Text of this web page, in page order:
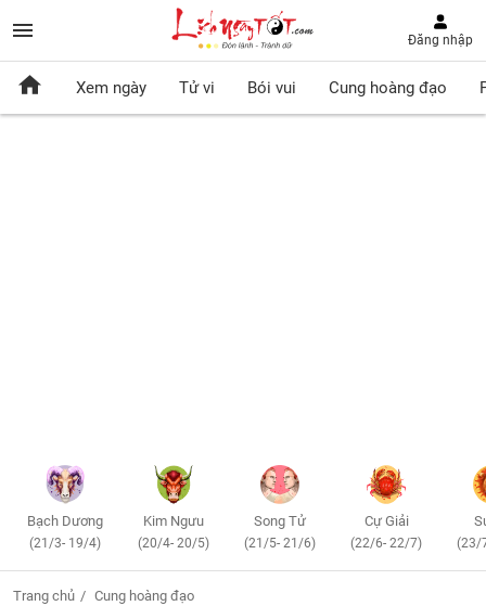
Đăng nhập
Xem ngày Tử vi Bói vui Cung hoàng đạo
Bạch Dương
(21/3- 19/4)
Kim Ngưu
(20/4- 20/5)
Song Tử
(21/5- 21/6)
Cự Giải
(22/6- 22/7) (23/
Trang chủ Cung hoàng đạo